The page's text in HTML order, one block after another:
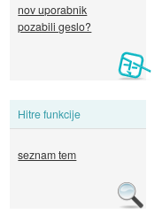
nov uporabnik
pozabili geslo?
Hitre funkcije
seznam tem